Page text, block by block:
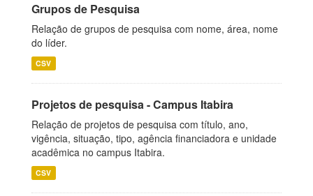
Grupos de Pesquisa
Relação de grupos de pesquisa com nome, área, nome
do líder.
CSV
Projetos de pesquisa - Campus Itabira
Relação de projetos de pesquisa com título, ano,
vigência, situação, tipo, agência financiadora e unidade
acadêmica no campus Itabira.
CSV